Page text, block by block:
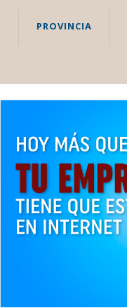
PROVINCIA